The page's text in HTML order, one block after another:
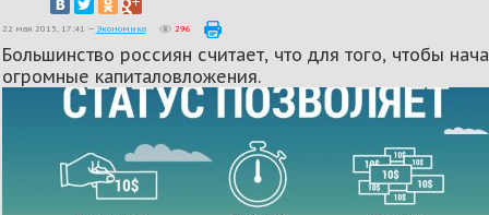
22 мая 2015, 17:41 — Экономика 296
Большинство россиян считает, что для того, чтобы
огромные капиталовложения.